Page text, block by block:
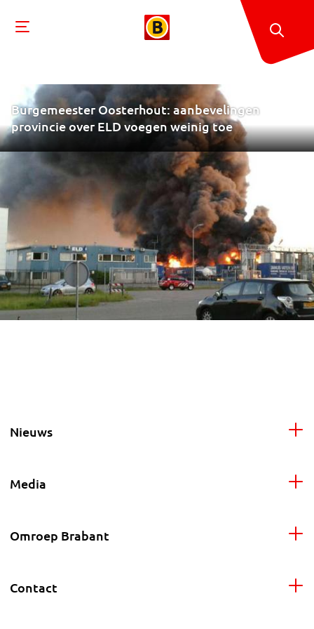
Burgemeester Oosterhout: aanbevelingen
provincie over ELD voegen weinig toe
Nieuws
Media
Omroep Brabant
Contact